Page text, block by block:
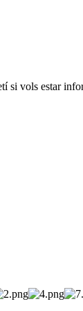
si vols estar